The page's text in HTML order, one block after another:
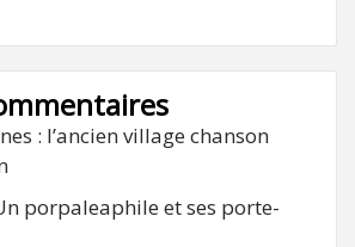
: l’ancien village chanson
porpaleaphile et ses porte-